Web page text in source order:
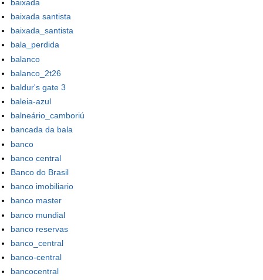
baixada
baixada santista
baixada_santista
bala_perdida
balanco
balanco_2t26
baldur's gate 3
baleia-azul
balneário_camboriú
bancada da bala
banco
banco central
Banco do Brasil
banco imobiliario
banco master
banco mundial
banco reservas
banco_central
banco-central
bancocentral